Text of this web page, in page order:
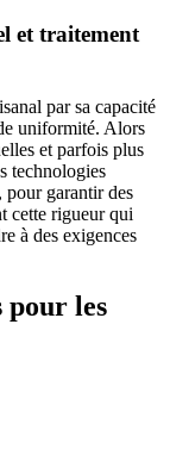
et traitement
par sa capacité
uniformité. Alors
et parfois plus
technologies
pour garantir des
cette rigueur qui
à des exigences
pour les